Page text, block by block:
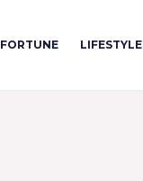
FORTUNE LIFESTYLE